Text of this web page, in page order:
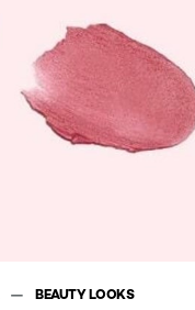
BEAUTY LOOKS